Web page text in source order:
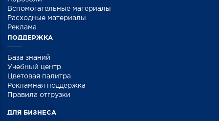
Вспомогательные материалы
Расходные материалы
Реклама
ПОДДЕРЖКА
База знаний
Учебный центр
Цветовая палитра
Рекламная поддержка
Правила отгрузки
ДЛЯ БИЗНЕСА